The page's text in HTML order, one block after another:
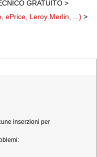
GRATUITO >
ePrice, Leroy Merlin, ...) >
inserzioni per